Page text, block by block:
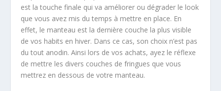
est la touche finale qui va améliorer ou dégrader le look
que vous avez mis du temps à mettre en place. En
effet, le manteau est la dernière couche la plus visible
de vos habits en hiver. Dans ce cas, son choix n’est pas
du tout anodin. Ainsi lors de vos achats, ayez le réflexe
de mettre les divers couches de fringues que vous
mettrez en dessous de votre manteau.